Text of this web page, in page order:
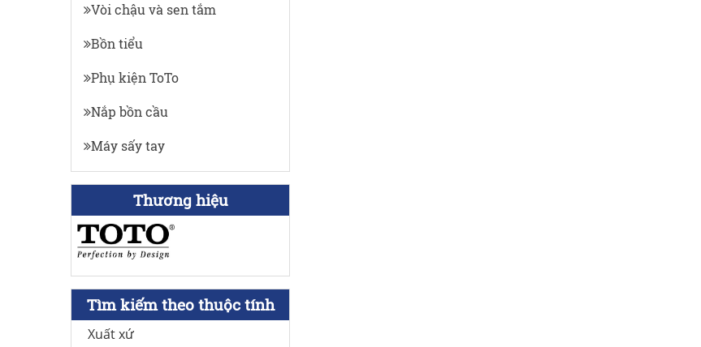
Vòi chậu và sen tắm
Bồn tiểu
Phụ kiện ToTo
Nắp bồn cầu
Máy sấy tay
Thương hiệu
Tìm kiếm theo thuộc tính
Xuất xứ